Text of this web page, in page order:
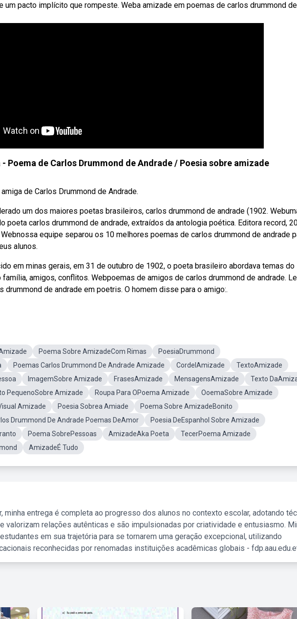
um pacto implícito que rompeste. Weba amizade em poemas de carlos drummond de
Poema de Carlos Drummond de Andrade / Poesia sobre amizade
de Carlos Drummond de Andrade.
um dos maiores poetas brasileiros, carlos drummond de andrade (1902.
poeta carlos drummond de andrade, extraídos da antologia poética. Editora record,
Webnossa equipe separou os 10 melhores poemas de carlos drummond de andrade
alunos.
em minas gerais, em 31 de outubro de 1902, o poeta brasileiro abordava temas do
amigos, conflitos. Webpoemas de amigos de carlos drummond de andrade.
de andrade em poetris. O homem disse para o amigo:.
Poema Sobre AmizadeCom Rimas
PoesiaDrummond
Poemas Carlos Drummond De Andrade Amizade CordelAmizade
TextoAmizade
ImagemSobre Amizade FrasesAmizade MensagensAmizade
Texto
PequenoSobre Amizade Roupa Para OPoema Amizade
OoemaSobre Amizade
Amizade Poesia Sobrea Amiade
Poema Sobre AmizadeBonito
Drummond De Andrade Poemas DeAmor
Poesia DeEspanhol Sobre Amizade
Poema SobrePessoas AmizadeAka Poeta
TecerPoema Amizade
AmizadeÉ Tudo
minha entrega é completa ao progresso dos alunos no contexto escolar, adotando
valorizam relações autênticas e são impulsionadas por criatividade e entusiasmo.
em sua trajetória para se tornarem uma geração excepcional, utilizando
reconhecidas por renomadas instituições acadêmicas globais -